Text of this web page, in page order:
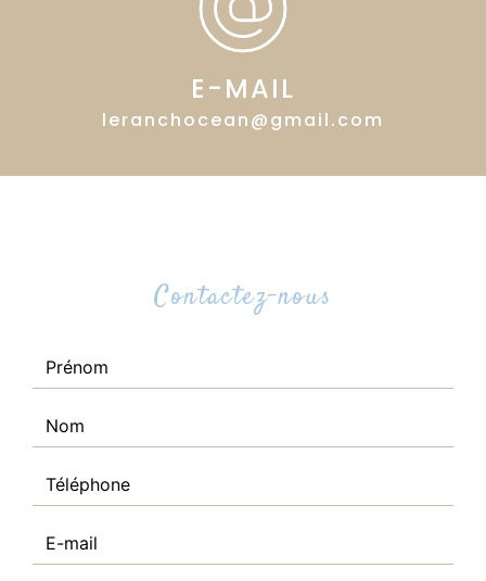
E-MAIL
leranchocean@gmail.com
Contactez-nous